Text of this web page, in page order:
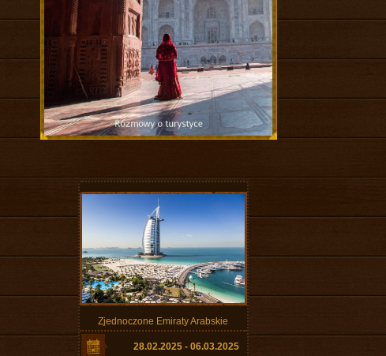
Zjednoczone Emiraty Arabskie
28.02.2025 - 06.03.2025